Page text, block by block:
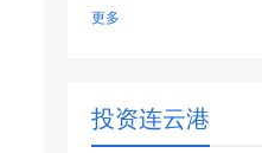
更多
投资连云港